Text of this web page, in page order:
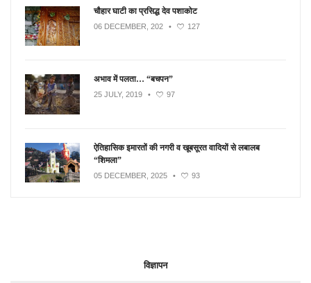
चौहार घाटी का प्रसिद्ध देव पशाकोट
06 DECEMBER, 202 • 127
अभाव में पलता… “बचपन”
25 JULY, 2019 • 97
ऐतिहासिक इमारतों की नगरी व खूबसूरत वादियों से लबालब
“शिमला”
05 DECEMBER, 2025 • 93
विज्ञापन